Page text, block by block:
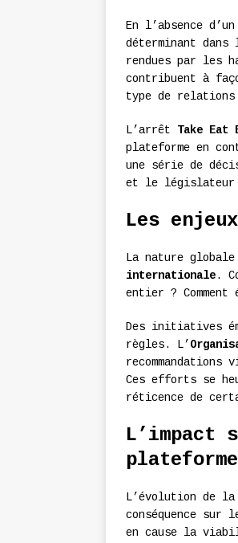
En l’absence
déterminant
rendues par les
contribuent à
type de
L’arrêt Take Eat
plateforme en
une série de
et le législateur
Les
La nature
internationale.
entier ?
Des initiatives
règles. L’
Ces efforts se
réticence de
L’impact
L’évolution de
conséquence sur
en cause la